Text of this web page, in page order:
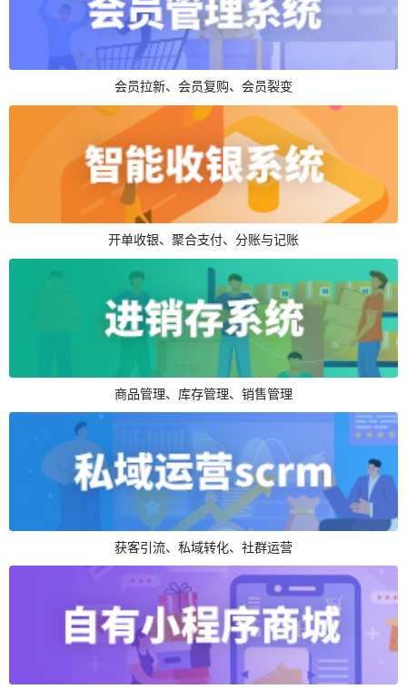
会员拉新、会员复购、会员裂变
开单收银、聚合支付、分账与记账
商品管理、库存管理、销售管理
获客引流、私域转化、社群运营